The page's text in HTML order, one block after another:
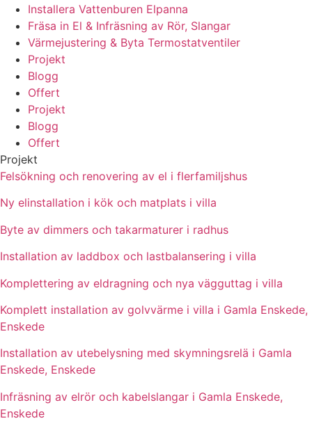
Installera Vattenburen Elpanna
Fräsa in El & Infräsning av Rör, Slangar
Värmejustering & Byta Termostatventiler
Projekt
Blogg
Offert
Projekt
Blogg
Offert
Projekt
Felsökning och renovering av el i flerfamiljshus
Ny elinstallation i kök och matplats i villa
Byte av dimmers och takarmaturer i radhus
Installation av laddbox och lastbalansering i villa
Komplettering av eldragning och nya vägguttag i villa
Komplett installation av golvvärme i villa i Gamla Enskede,
Enskede
Installation av utebelysning med skymningsrelä i Gamla
Enskede, Enskede
Infräsning av elrör och kabelslangar i Gamla Enskede,
Enskede